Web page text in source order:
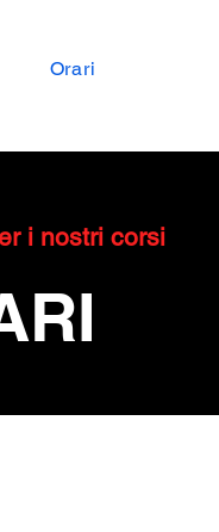
Orari
i nostri corsi